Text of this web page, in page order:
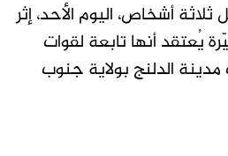
أشخاص، اليوم الأحد، إثر
يُعتقد أنها تابعة لقوات
الدلنج بولاية جنوب